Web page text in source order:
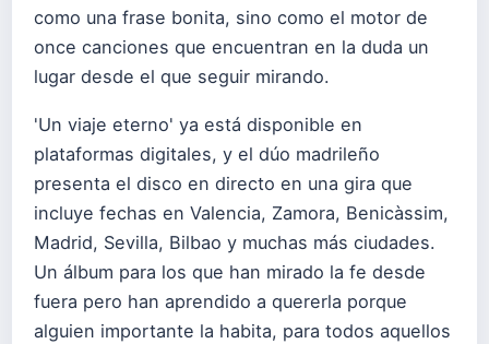
como una frase bonita, sino como el motor de
once canciones que encuentran en la duda un
lugar desde el que seguir mirando.
'Un viaje eterno' ya está disponible en
plataformas digitales, y el dúo madrileño
presenta el disco en directo en una gira que
incluye fechas en Valencia, Zamora, Benicàssim,
Madrid, Sevilla, Bilbao y muchas más ciudades.
Un álbum para los que han mirado la fe desde
fuera pero han aprendido a quererla porque
alguien importante la habita, para todos aquellos